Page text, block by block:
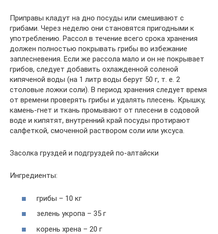
Приправы кладут на дно посуды или смешивают с
грибами. Через неделю они становятся пригодными к
употреблению. Рассол в течение всего срока хранения
должен полностью покрывать грибы во избежание
заплесневения. Если же рассола мало и он не покрывает
грибов, следует добавить охлажденной соленой
кипяченой воды (на 1 литр воды берут 50 г, т. е. 2
столовые ложки соли). В период хранения следует время
от времени проверять грибы и удалять плесень. Крышку,
камень-гнет и ткань промывают от плесени в содовой
воде и кипятят, внутренний край посуды протирают
салфеткой, смоченной раствором соли или уксуса.
Засолка груздей и подгруздей по-алтайски
Ингредиенты:
грибы – 10 кг
зелень укропа – 35 г
корень хрена – 20 г